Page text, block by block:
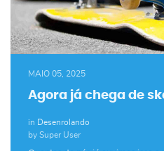
MAIO 05, 2025
Agora já chega de
in Desenrolando
by Super User